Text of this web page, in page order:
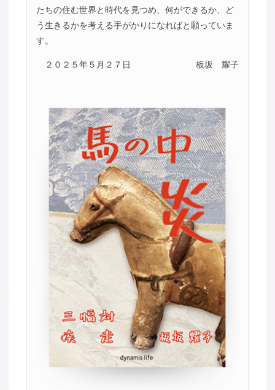
たちの住む世界と時代を見つめ、何ができるか、ど
う生きるかを考える手がかりになればと願っていま
す。
２０２５年５月２７日 板坂 耀子